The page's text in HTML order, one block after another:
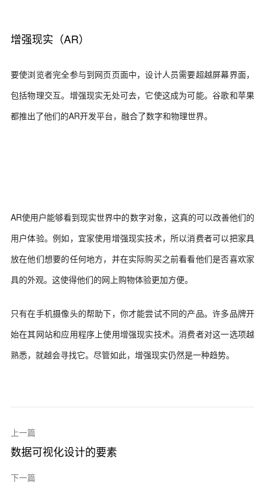
增强现实（AR）
要使浏览者完全参与到网页页面中，设计人员需要超越屏幕界面，
包括物理交互。增强现实无处可去，它使这成为可能。谷歌和苹果
都推出了他们的AR开发平台，融合了数字和物理世界。
AR使用户能够看到现实世界中的数字对象，这真的可以改善他们的
用户体验。例如，宜家使用增强现实技术，所以消费者可以把家具
放在他们想要的任何地方，并在实际购买之前看看他们是否喜欢家
具的外观。这使得他们的网上购物体验更加方便。
只有在手机摄像头的帮助下，你才能尝试不同的产品。许多品牌开
始在其网站和应用程序上使用增强现实技术。消费者对这一选项越
熟悉，就越会寻找它。尽管如此，增强现实仍然是一种趋势。
上一篇
数据可视化设计的要素
下一篇